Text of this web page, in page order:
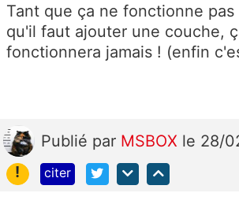
Tant que ça ne fonctionne
qu'il faut ajouter une couche,
fonctionnera jamais ! (enfin
Publié par MSBOX le 28/
!
citer